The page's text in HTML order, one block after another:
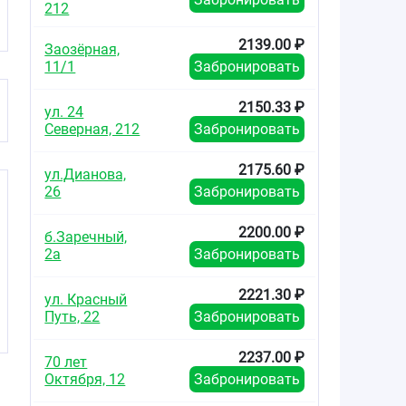
212
Заозёрная,
11/1
2139.00 ₽
Забронировать
ул. 24
Северная, 212
2150.33 ₽
Забронировать
ул.Дианова,
26
2175.60 ₽
Забронировать
б.Заречный,
2а
2200.00 ₽
Забронировать
ул. Красный
Путь, 22
2221.30 ₽
Забронировать
70 лет
Октября, 12
2237.00 ₽
Забронировать